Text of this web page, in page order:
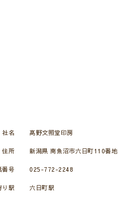
社名 髙野文照堂印房
住所 新潟県 南魚沼市六日町110番地
番号 025-772-2248
り駅 六日町駅